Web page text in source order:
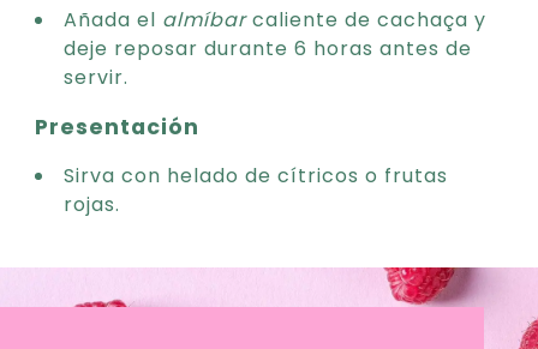
Añada el almíbarcaliente de cachaça y
deje reposar durante 6 horas antes de
servir.
Presentación
Sirva con helado de cítricos o frutas
rojas.